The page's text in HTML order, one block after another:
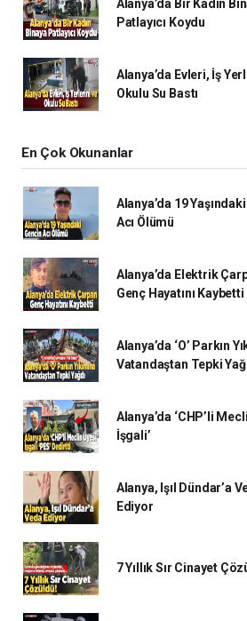
Alanya’da Bir Kadın
Patlayıcı Koydu
Alanya’da Evleri, İş
Okulu Su Bastı
En Çok Okunanlar
Alanya’da 19
Acı Ölümü
Alanya’da Elektrik
Genç Hayatını Kaybetti
Alanya’da ‘O’ Parkın
Vatandaştan Tepki
Alanya’da ‘CHP’li
İşgali’
Alanya, Işıl Dündar’a
Ediyor
7 Yıllık Sır Cinayet